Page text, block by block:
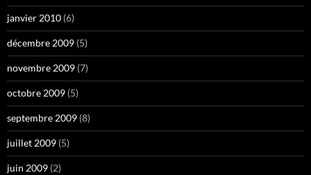
janvier 2010 (6)
décembre 2009 (5)
novembre 2009 (7)
octobre 2009 (5)
septembre 2009 (8)
juillet 2009 (5)
juin 2009 (2)